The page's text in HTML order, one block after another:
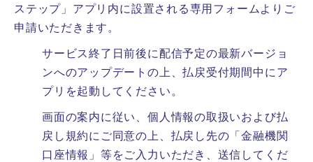
ステップ」アプリ内に設置される専用フォームよりご
申請いただきます。
サービス終了日前後に配信予定の最新バージョ
ンへのアップデートの上、払戻受付期間中にア
プリを起動してください。
画面の案内に従い、個人情報の取扱いおよび払
戻し規約にご同意の上、払戻し先の「金融機関
口座情報」等をご入力いただき、送信してくだ